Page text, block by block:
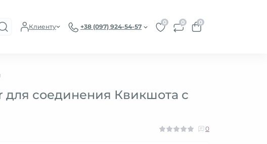
Клиенту +38 (097) 924-54-57
0 0 0
соединения Квикшота с
0